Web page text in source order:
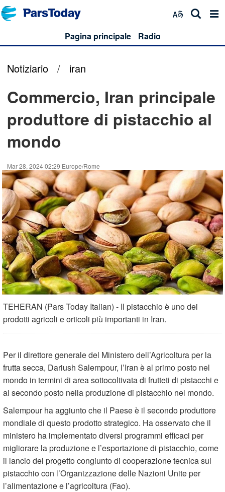
Pagina principale Radio
Notiziario / iran
Commercio, Iran principale
produttore di pistacchio al
mondo
Mar 28, 2024 02:29 Europe/Rome
TEHERAN (Pars Today Italian) - Il pistacchio è uno dei
prodotti agricoli e orticoli più importanti in Iran.
Per il direttore generale del Ministero dell’Agricoltura per la
frutta secca, Dariush Salempour, l’Iran è al primo posto nel
mondo in termini di area sottocoltivata di frutteti di pistacchi e
al secondo posto nella produzione di pistacchio nel mondo.
Salempour ha aggiunto che il Paese è il secondo produttore
mondiale di questo prodotto strategico. Ha osservato che il
ministero ha implementato diversi programmi efficaci per
migliorare la produzione e l’esportazione di pistacchio, come
il lancio del progetto congiunto di cooperazione tecnica sul
pistacchio con l’Organizzazione delle Nazioni Unite per
l’alimentazione e l’agricoltura (Fao).